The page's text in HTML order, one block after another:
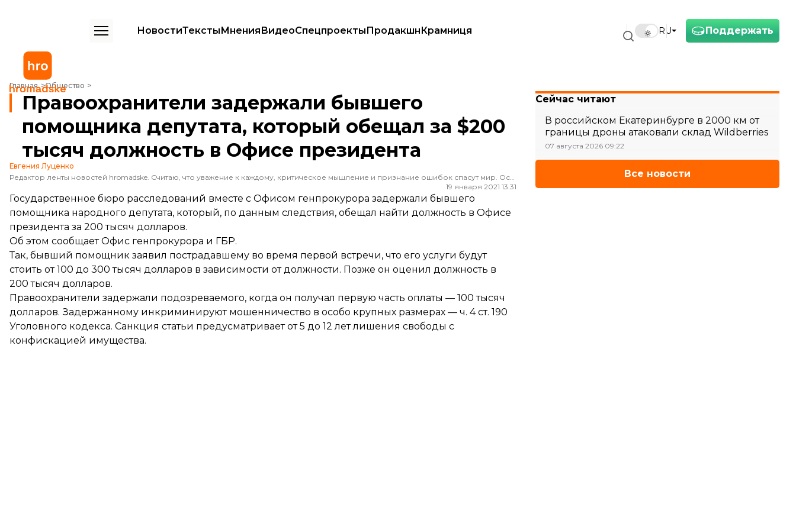
Поддержать
RU
НовостиТекстыМненияВидеоСпецпроектыПродакшнКрамниця
Главная Общество
Правоохранители задержали бывшего помощника депутата, который обещал за $200 тысяч должность в Офисе президента
Правоохранители задержали бывшего
помощника депутата, который обещал за $200
тысяч должность в Офисе президента
Евгения Луценко
Редактор ленты новостей hromadske. Считаю, что уважение к каждому, критическое мышление и признание ошибок спасут мир. Особенно люблю новости о науке и космос
19 января 2021 13:31
Государственное бюро расследований вместе с Офисом генпрокурора задержали бывшего
помощника народного депутата, который, по данным следствия, обещал найти должность в Офисе
президента за 200 тысяч долларов.
Об этом сообщаетОфис генпрокурора и ГБР.
Так, бывший помощник заявил пострадавшему во время первой встречи, что его услуги будут
стоить от 100 до 300 тысяч долларов в зависимости от должности. Позже он оценил должность в
200 тысяч долларов.
Правоохранители задержали подозреваемого, когда он получал первую часть оплаты — 100 тысяч
долларов. Задержанному инкриминируют мошенничество в особо крупных размерах — ч. 4 ст. 190
Уголовного кодекса. Санкция статьи предусматривает от 5 до 12 лет лишения свободы с
конфискацией имущества.
Сейчас читают
В российском Екатеринбурге в 2000 км от
границы дроны атаковали склад Wildberries
07 августа 2026 09:22
Все новости